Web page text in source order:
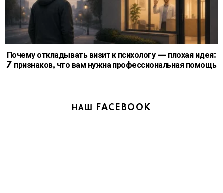
Почему откладывать визит к психологу — плохая идея:
7 признаков, что вам нужна профессиональная помощь
НАШ FACEBOOK